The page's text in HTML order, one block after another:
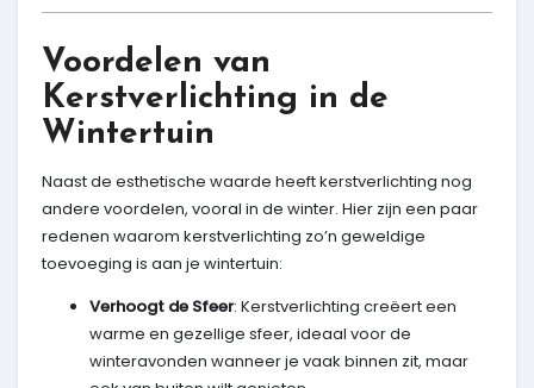
Voordelen van
Kerstverlichting in de
Wintertuin
Naast de esthetische waarde heeft kerstverlichting nog
andere voordelen, vooral in de winter. Hier zijn een paar
redenen waarom kerstverlichting zo’n geweldige
toevoeging is aan je wintertuin:
Verhoogt de Sfeer: Kerstverlichting creëert een
warme en gezellige sfeer, ideaal voor de
winteravonden wanneer je vaak binnen zit, maar